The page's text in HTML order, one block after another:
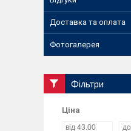
Доставка та оплата
Фотогалерея
Фільтри
Ціна